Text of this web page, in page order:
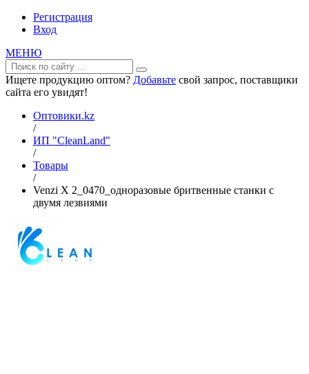
Регистрация
Вход
МЕНЮ
Ищете продукцию оптом? Добавьте свой запрос, поставщики
сайта его увидят!
Оптовики.kz
/
ИП "CleanLand"
/
Товары
/
Venzi X 2_0470_одноразовые бритвенные станки с
двумя лезвиями